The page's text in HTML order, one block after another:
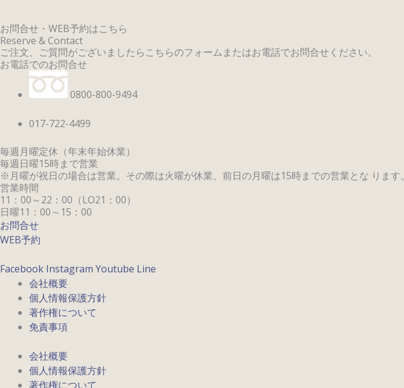
お問合せ・WEB予約はこちら
Reserve & Contact
ご注文、ご質問がございましたらこちらのフォームまたはお電話でお問合せください。
お電話でのお問合せ
0800-800-9494
017-722-4499
毎週月曜定休（年末年始休業）
毎週日曜15時まで営業
※月曜が祝日の場合は営業。その際は火曜が休業、前日の月曜は15時までの営業とな ります。
営業時間
11：00～22：00（LO21：00）
日曜11：00～15：00
お問合せ
WEB予約
Facebook Instagram Youtube Line
会社概要
個人情報保護方針
著作権について
免責事項
会社概要
個人情報保護方針
著作権について